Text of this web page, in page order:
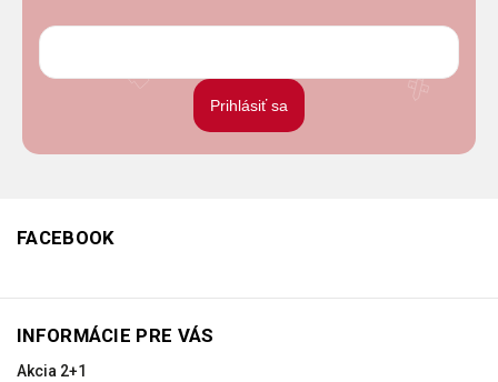
Prihlásiť sa
FACEBOOK
INFORMÁCIE PRE VÁS
Akcia 2+1